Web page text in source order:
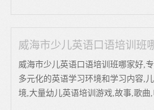
威海市少儿英语口语培训班
威海市少儿英语口语培训班哪家好,
多元化的英语学习环境和学习内容,
境,大量幼儿英语培训游戏,故事,歌曲